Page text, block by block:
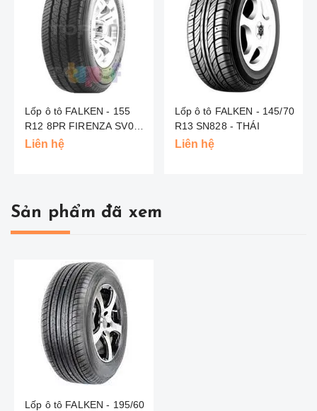
Lốp ô tô FALKEN - 155
R12 8PR FIRENZA SV053
- THÁI
Liên hệ
Lốp ô tô FALKEN - 145/70
R13 SN828 - THÁI
Liên hệ
Sản phẩm đã xem
Lốp ô tô FALKEN - 195/60